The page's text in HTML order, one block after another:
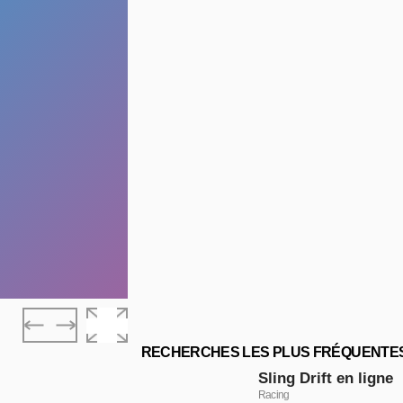
RECHERCHES LES PLUS
Sling Drift en ligne
Racing